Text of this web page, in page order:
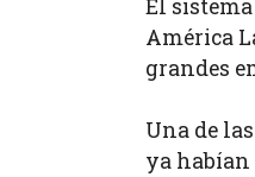
El
América
grandes
Una de
ya habían